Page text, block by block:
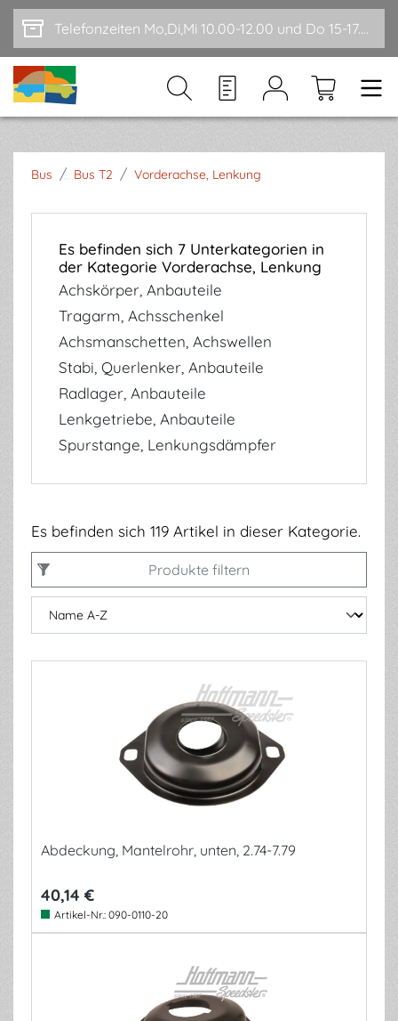
Zum Hauptinhalt springen Telefonzeiten Mo,Di,Mi 10.00-12.00 und Do 15-17.00
Bus / Bus T2 / Vorderachse, Lenkung
Es befinden sich 7 Unterkategorien in
der Kategorie Vorderachse, Lenkung
Achskörper, Anbauteile
Tragarm, Achsschenkel
Achsmanschetten, Achswellen
Stabi, Querlenker, Anbauteile
Radlager, Anbauteile
Lenkgetriebe, Anbauteile
Spurstange, Lenkungsdämpfer
Es befinden sich 119 Artikel in dieser Kategorie.
Produkte filtern
Abdeckung, Mantelrohr, unten, 2.74-7.79
40,14 €
Artikel-Nr.: 090-0110-20